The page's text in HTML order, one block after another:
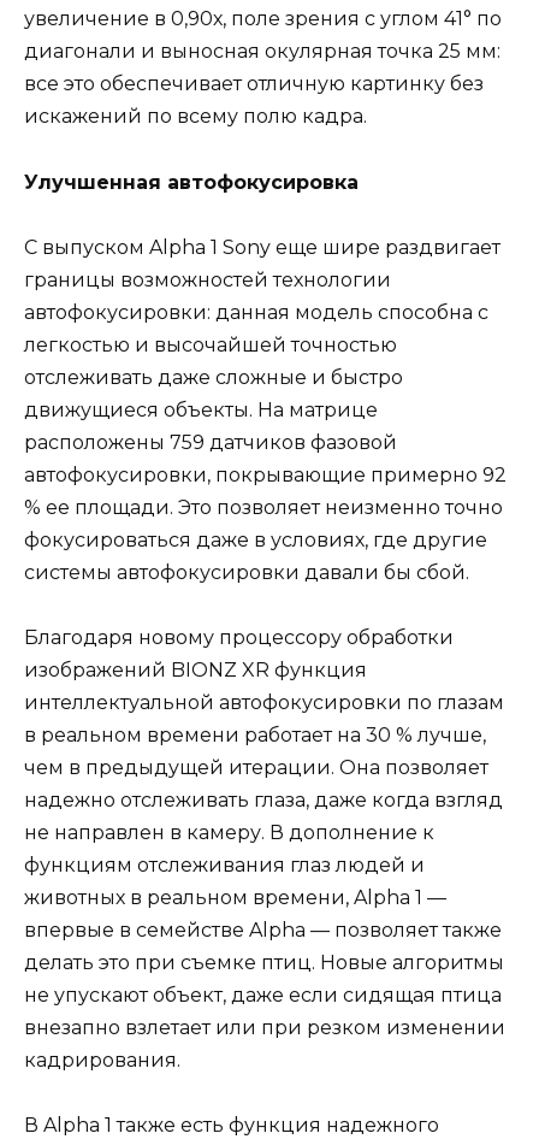
увеличение в 0,90х, поле зрения с углом 41° по
диагонали и выносная окулярная точка 25 мм:
все это обеспечивает отличную картинку без
искажений по всему полю кадра.
Улучшенная автофокусировка
С выпуском Alpha 1 Sony еще шире раздвигает
границы возможностей технологии
автофокусировки: данная модель способна с
легкостью и высочайшей точностью
отслеживать даже сложные и быстро
движущиеся объекты. На матрице
расположены 759 датчиков фазовой
автофокусировки, покрывающие примерно 92
% ее площади. Это позволяет неизменно точно
фокусироваться даже в условиях, где другие
системы автофокусировки давали бы сбой.
Благодаря новому процессору обработки
изображений BIONZ XR функция
интеллектуальной автофокусировки по глазам
в реальном времени работает на 30 % лучше,
чем в предыдущей итерации. Она позволяет
надежно отслеживать глаза, даже когда взгляд
не направлен в камеру. В дополнение к
функциям отслеживания глаз людей и
животных в реальном времени, Alpha 1 —
впервые в семействе Alpha — позволяет также
делать это при съемке птиц. Новые алгоритмы
не упускают объект, даже если сидящая птица
внезапно взлетает или при резком изменении
кадрирования.
В Alpha 1 также есть функция надежного